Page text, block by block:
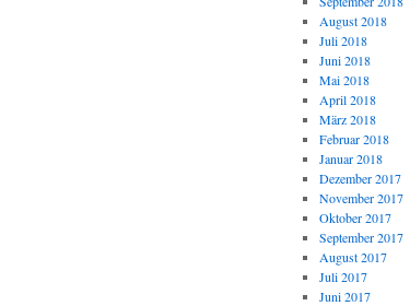
August 2018
Juli 2018
Juni 2018
Mai 2018
April 2018
März 2018
Februar 2018
Januar 2018
Dezember 2017
November 2017
Oktober 2017
September 2017
August 2017
Juli 2017
Juni 2017